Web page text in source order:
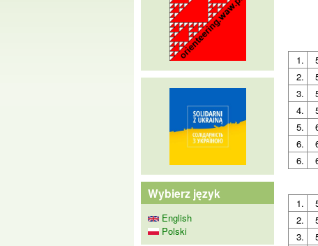
1.
2.
3.
4.
5.
6.
6.
1.
2.
3.
Wybierz język
English
Polski